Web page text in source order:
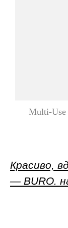
Multi-Use
Красиво,
— BURO.